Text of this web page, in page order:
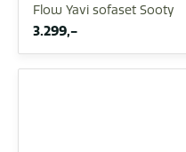
Flow Yavi sofaset Sooty
3.299,-